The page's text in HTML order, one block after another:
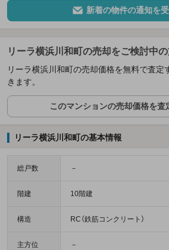
新着の物件の通知を
リーラ横浜川和町の売却をご検討中
リーラ横浜川和町の売却価格を無料で査定
きます。
このマンションの売却価格を査
リーラ横浜川和町の基本情報
総戸数 －
階建 10階建
構造 RC（鉄筋コンクリート）
主方位 －